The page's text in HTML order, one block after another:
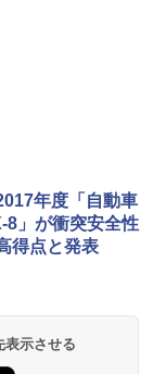
年度「自動車
8」が衝突安全性
得点と発表
表示させる